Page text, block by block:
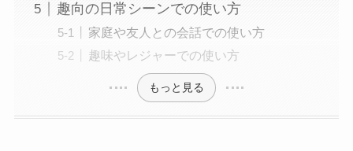
趣向の日常シーンでの使い方
家庭や友人との会話での使い方
趣味やレジャーでの使い方
もっと見る